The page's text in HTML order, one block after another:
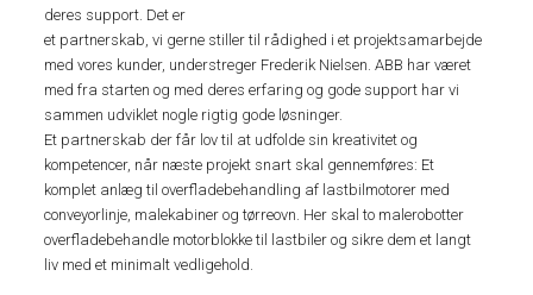
deres support. Det er
et partnerskab, vi gerne stiller til rådighed i et projektsamarbejde
med vores kunder, understreger Frederik Nielsen. ABB har været
med fra starten og med deres erfaring og gode support har vi
sammen udviklet nogle rigtig gode løsninger.
Et partnerskab der får lov til at udfolde sin kreativitet og
kompetencer, når næste projekt snart skal gennemføres: Et
komplet anlæg til overfladebehandling af lastbilmotorer med
conveyorlinje, malekabiner og tørreovn. Her skal to malerobotter
overfladebehandle motorblokke til lastbiler og sikre dem et langt
liv med et minimalt vedligehold.